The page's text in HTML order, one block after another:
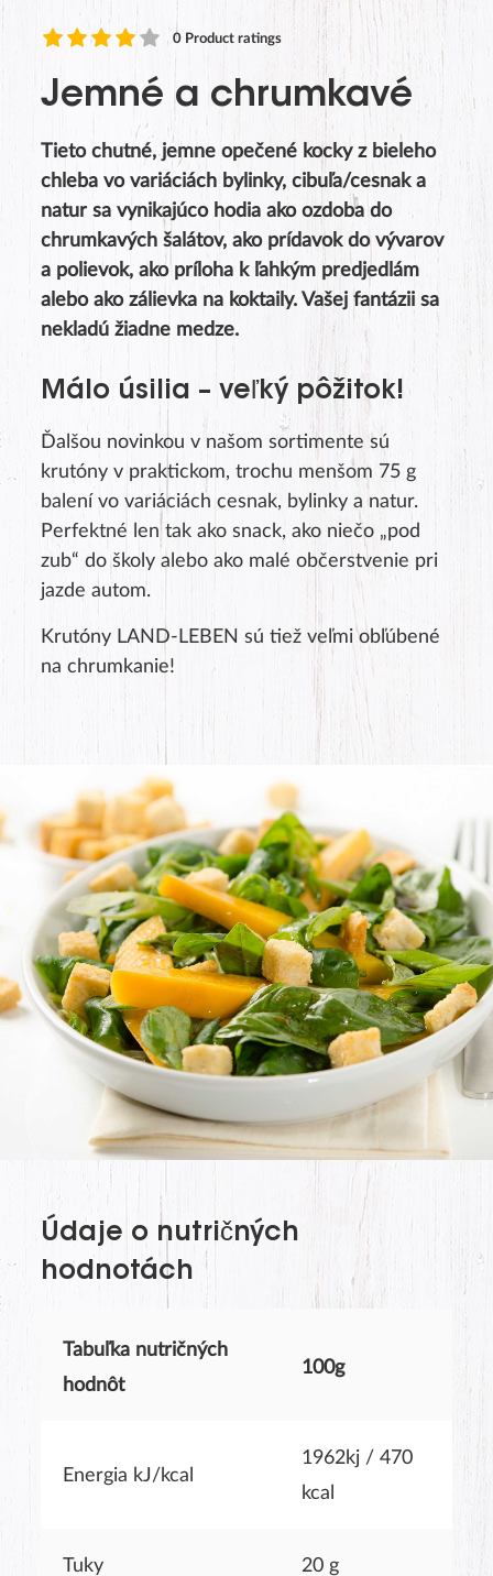
0 Product ratings
Jemné a chrumkavé
Tieto chutné, jemne opečené kocky z bieleho
chleba vo variáciách bylinky, cibuľa/cesnak a
natur sa vynikajúco hodia ako ozdoba do
chrumkavých šalátov, ako prídavok do vývarov
a polievok, ako príloha k ľahkým predjedlám
alebo ako zálievka na koktaily. Vašej fantázii sa
nekladú žiadne medze.
Málo úsilia – veľký pôžitok!
Ďalšou novinkou v našom sortimente sú
krutóny v praktickom, trochu menšom 75 g
balení vo variáciách cesnak, bylinky a natur.
Perfektné len tak ako snack, ako niečo „pod
zub“ do školy alebo ako malé občerstvenie pri
jazde autom.
Krutóny LAND-LEBEN sú tiež veľmi obľúbené
na chrumkanie!
Údaje o nutričných
hodnotách
Tabuľka nutričných
hodnôt
100g
Energia kJ/kcal
1962kj / 470
kcal
Tuky 20 g
Product rating
SUBMIT